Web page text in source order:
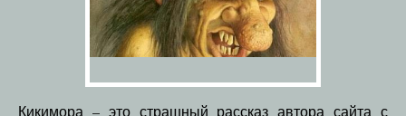
Кикимора – это страшный рассказ автора сайта с